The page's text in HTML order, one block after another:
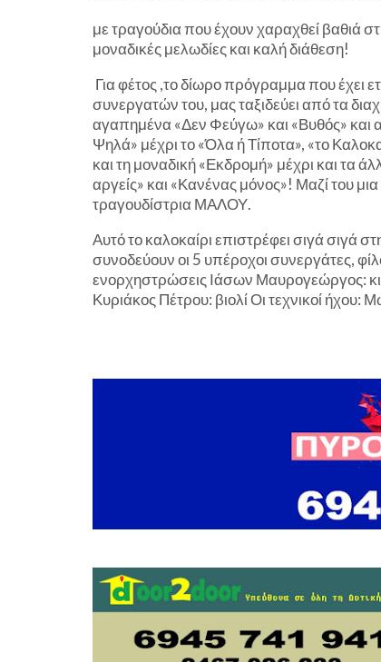
με τραγούδια που έχουν χαραχθεί βαθιά
μοναδικές μελωδίες και καλή διάθεση!
Για φέτος ,το δίωρο πρόγραμμα που έχει
συνεργατών του, μας ταξιδεύει από τα
αγαπημένα «Δεν Φεύγω» και «Βυθός» και
Ψηλά» μέχρι το «Όλα ή Τίποτα», «το
και τη μοναδική «Εκδρομή» μέχρι και
αργείς» και «Κανένας μόνος»! Μαζί του
τραγουδίστρια ΜΑΛΟΥ.
Αυτό το καλοκαίρι επιστρέφει σιγά σιγά
συνοδεύουν οι 5 υπέροχοι συνεργάτες,
ενορχηστρώσεις Ιάσων Μαυρογεώργος:
Κυριάκος Πέτρου: βιολί Οι τεχνικοί